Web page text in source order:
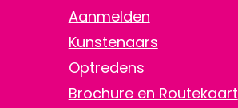
Aanmelden
Kunstenaars
Optredens
Brochure en Routekaart